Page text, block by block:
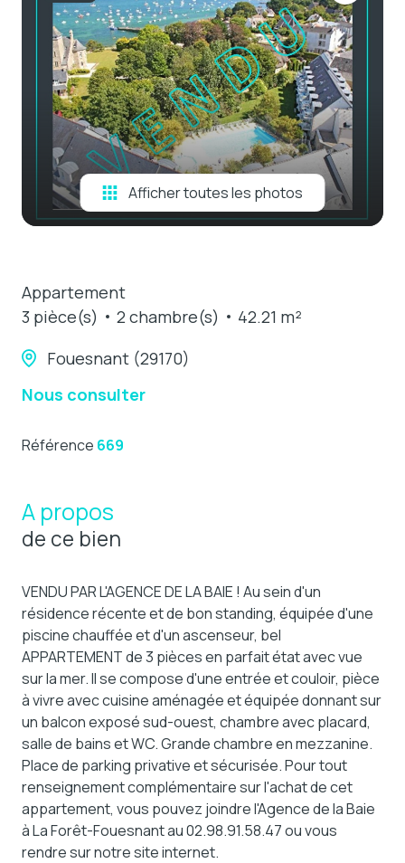
e-mail
estimation
contact
Afficher toutes les photos
Appartement
3 pièce(s)
2 chambre(s)
42.21 m²
Fouesnant (29170)
Nous consulter
Référence 669
A propos
de ce bien
VENDU PAR L'AGENCE DE LA BAIE ! Au sein d'un
résidence récente et de bon standing, équipée d'une
piscine chauffée et d'un ascenseur, bel
APPARTEMENT de 3 pièces en parfait état avec vue
sur la mer. Il se compose d'une entrée et couloir, pièce
à vivre avec cuisine aménagée et équipée donnant sur
un balcon exposé sud-ouest, chambre avec placard,
salle de bains et WC. Grande chambre en mezzanine.
Place de parking privative et sécurisée. Pour tout
renseignement complémentaire sur l'achat de cet
appartement, vous pouvez joindre l'Agence de la Baie
à La Forêt-Fouesnant au 02.98.91.58.47 ou vous
rendre sur notre site internet.